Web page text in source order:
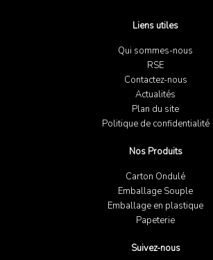
Liens utiles
Qui sommes-nous
RSE
Contactez-nous
Actualités
Plan du site
Politique de confidentialité
Nos Produits
Carton Ondulé
Emballage Souple
Emballage en plastique
Papeterie
Suivez-nous